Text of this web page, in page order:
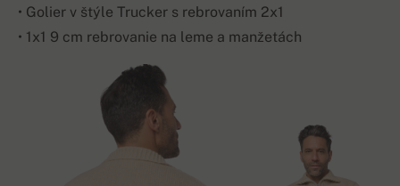
• Golier v štýle Trucker s rebrovaním 2x1
• 1x1 9 cm rebrovanie na leme a manžetách